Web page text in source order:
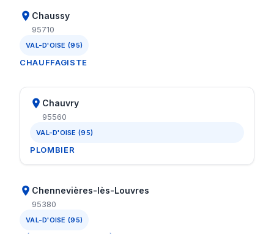
Chaussy
95710
VAL-D'OISE (95)
CHAUFFAGISTE
Chauvry
95560
VAL-D'OISE (95)
PLOMBIER
Chennevières-lès-Louvres
95380
VAL-D'OISE (95)